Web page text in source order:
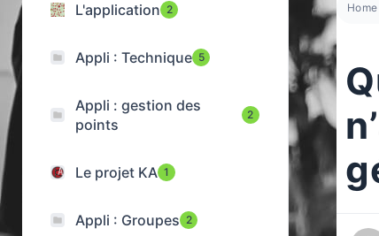
L'application 2
Appli : Technique 5
Appli : gestion des
points
2
Le projet KA 1
Appli : Groupes 2
Home